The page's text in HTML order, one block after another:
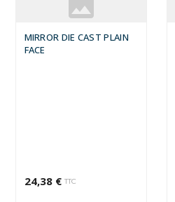
MIRROR DIE CAST PLAIN
FACE
24,38 € TTC